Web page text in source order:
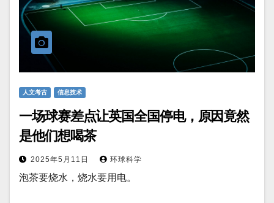
人文考古 信息技术
一场球赛差点让英国全国停电，原因竟然
是他们想喝茶
2025年5月11日 环球科学
泡茶要烧水，烧水要用电。